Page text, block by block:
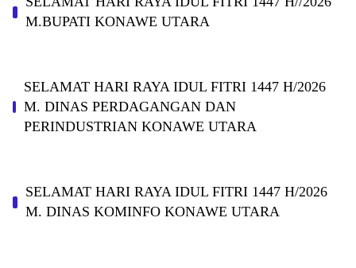
M.BUPATI KONAWE UTARA
SELAMAT HARI RAYA IDUL FITRI 1447 H/2026
M. DINAS PERDAGANGAN DAN
PERINDUSTRIAN KONAWE UTARA
SELAMAT HARI RAYA IDUL FITRI 1447 H/2026
M. DINAS KOMINFO KONAWE UTARA